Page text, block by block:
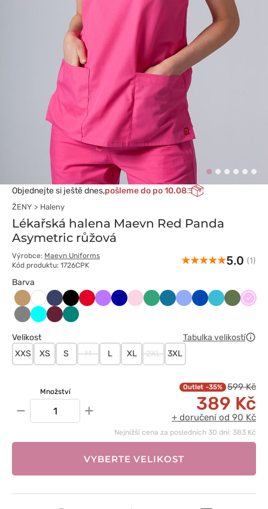
Objednejte si ještě dnes,pošleme do po 10.08
ŽENY Haleny
Lékařská halena Maevn Red Panda
Asymetric růžová
Výrobce: Maevn Uniforms
Kód produktu: 1726CPK
5.0 (1)
Barva
Beżowy
Biały Ciemny
granat
CzarnyCzerwony
FioletowyGranatowy
Jasnoróżowy
JasnyKaraibskiKlasyczny
Królewski
MorskiOliwkowy
Szary TurkusWiśniowy
Zielony
Velikost
Tabulka velikostí
XXS
XS S M L XL 2XL 3XL
Množství
− +
-35% 599 Kč
389 Kč
+ doručení od 90 Kč
Nejnižší cena za posledních 30 dní: 383 Kč
VYBERTE VELIKOST